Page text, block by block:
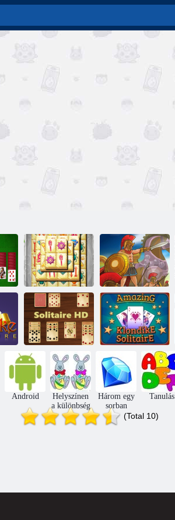
Mystic Mahjong
kalandok
Troy Solitaire
Solitaire HD
Csodálatos
Klondike
Pasziánsz
Android
Helyszínen
a különbség
Három egy
sorban
Tanulás
(Total 10)